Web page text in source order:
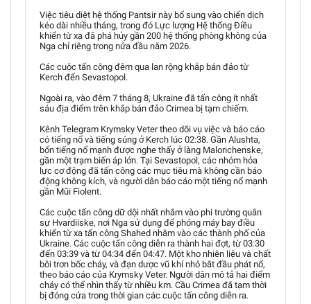
Việc tiêu diệt hệ thống Pantsir này bổ sung vào chiến dịch
kéo dài nhiều tháng, trong đó Lực lượng Hệ thống Điều
khiển từ xa đã phá hủy gần 200 hệ thống phòng không của
Nga chỉ riêng trong nửa đầu năm 2026.
Các cuộc tấn công đêm qua lan rộng khắp bán đảo từ
Kerch đến Sevastopol.
Ngoài ra, vào đêm 7 tháng 8, Ukraine đã tấn công ít nhất
sáu địa điểm trên khắp bán đảo Crimea bị tạm chiếm.
Kênh Telegram Krymsky Veter theo dõi vụ việc và báo cáo
có tiếng nổ và tiếng súng ở Kerch lúc 02:38. Gần Alushta,
bốn tiếng nổ mạnh được nghe thấy ở làng Malorichenske,
gần một trạm biến áp lớn. Tại Sevastopol, các nhóm hỏa
lực cơ động đã tấn công các mục tiêu mà không cần báo
động không kích, và người dân báo cáo một tiếng nổ mạnh
gần Mũi Fiolent.
Các cuộc tấn công dữ dội nhất nhắm vào phi trường quân
sự Hvardiiske, nơi Nga sử dụng để phóng máy bay điều
khiển từ xa tấn công Shahed nhằm vào các thành phố của
Ukraine. Các cuộc tấn công diễn ra thành hai đợt, từ 03:30
đến 03:39 và từ 04:34 đến 04:47. Một kho nhiên liệu và chất
bôi trơn bốc cháy, và đạn dược vũ khí nhỏ bắt đầu phát nổ,
theo báo cáo của Krymsky Veter. Người dân mô tả hai điểm
cháy có thể nhìn thấy từ nhiều km. Cầu Crimea đã tạm thời
bị đóng cửa trong thời gian các cuộc tấn công diễn ra.